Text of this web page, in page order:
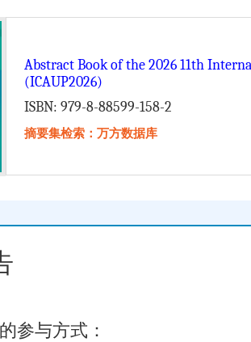
Abstract Book of the 2026 11th
(ICAUP2026)
ISBN: 979-8-88599-158-2
摘要集检索：万方数据库
参与方式：